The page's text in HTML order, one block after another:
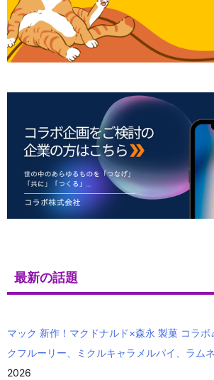
最新の話題
マック 新作！マクドナルド×森永 製菓 コラ
クフルーリー、ミクルキャラメルパイ、ラム
2026